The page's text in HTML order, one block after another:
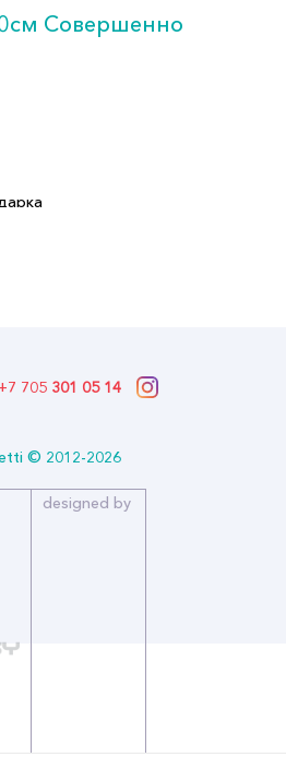
Совершенно
+7 705 301 05 14
© 2012-2026
designed by